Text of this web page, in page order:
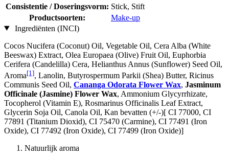
Consistentie / Doseringsvorm: Stick, Stift
Productsoorten:
Make-up
Ingrediënten (INCI)
Cocos Nucifera (Coconut) Oil, Vegetable Oil, Cera Alba (White
Beeswax) Extract, Olea Europaea (Olive) Fruit Oil, Euphorbia
Cerifera (Candelilla) Cera, Helianthus Annus (Sunflower) Seed Oil,
Aroma[1], Lanolin, Butyrospermum Parkii (Shea) Butter, Ricinus
Communis Seed Oil, Cananga Odorata Flower Wax, Jasminum
Officinale (Jasmine) Flower Wax, Ammonium Glycyrrhizate,
Tocopherol (Vitamin E), Rosmarinus Officinalis Leaf Extract,
Glycerin Soja Oil, Canola Oil, Kan bevatten (+/-)[ CI 77000, CI
77891 (Titanium Dioxid), CI 75470 (Carmine), CI 77491 (Iron
Oxide), CI 77492 (Iron Oxide), CI 77499 (Iron Oxide)]
Natuurlijk aroma